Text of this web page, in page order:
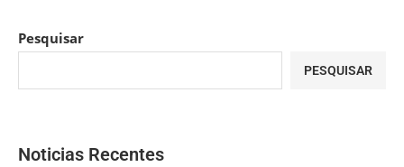
Pesquisar
PESQUISAR
Noticias Recentes